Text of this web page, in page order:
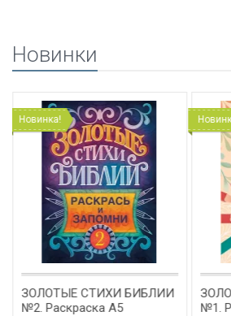
Новинки
Новинка!
ЗОЛОТЫЕ СТИХИ БИБЛИИ
№2. Раскраска А5
№1.